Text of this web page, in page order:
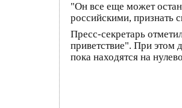
"Он все еще может
российскими, признать
Пресс-секретарь
приветствие". При этом
пока находятся на